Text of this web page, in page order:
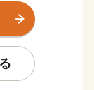
でいます。
残す歴史遺
力を秘めた